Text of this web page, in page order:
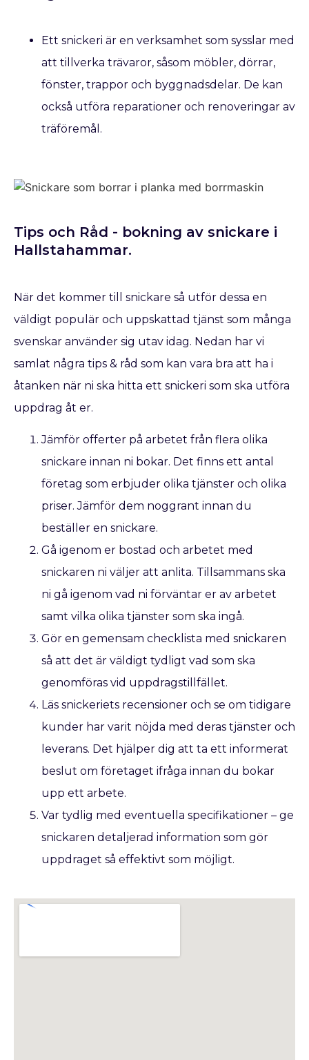
Ett snickeri är en verksamhet som sysslar med
att tillverka trävaror, såsom möbler, dörrar,
fönster, trappor och byggnadsdelar. De kan
också utföra reparationer och renoveringar av
träföremål.
Tips och Råd - bokning av snickare​ i
Hallstahammar.
När det kommer till snickare så utför dessa en
väldigt populär och uppskattad tjänst som många
svenskar använder sig utav idag. Nedan har vi
samlat några tips & råd som kan vara bra att ha i
åtanken när ni ska hitta ett snickeri som ska utföra
uppdrag åt er.
Jämför offerter på arbetet från flera olika
snickare innan ni bokar. Det finns ett antal
företag som erbjuder olika tjänster och olika
priser. Jämför dem noggrant innan du
beställer en snickare.
Gå igenom er bostad och arbetet med
snickaren ni väljer att anlita. Tillsammans ska
ni gå igenom vad ni förväntar er av arbetet
samt vilka olika tjänster som ska ingå.
Gör en gemensam checklista med snickaren
så att det är väldigt tydligt vad som ska
genomföras vid uppdragstillfället.
Läs snickeriets recensioner och se om tidigare
kunder har varit nöjda med deras tjänster och
leverans. Det hjälper dig att ta ett informerat
beslut om företaget ifråga innan du bokar
upp ett arbete.
Var tydlig med eventuella specifikationer – ge
snickaren detaljerad information som gör
uppdraget så effektivt som möjligt.